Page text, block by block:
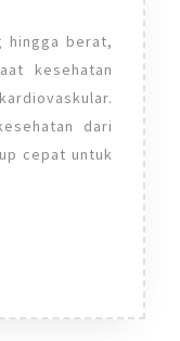
hingga berat,
kesehatan
dari
cepat untuk